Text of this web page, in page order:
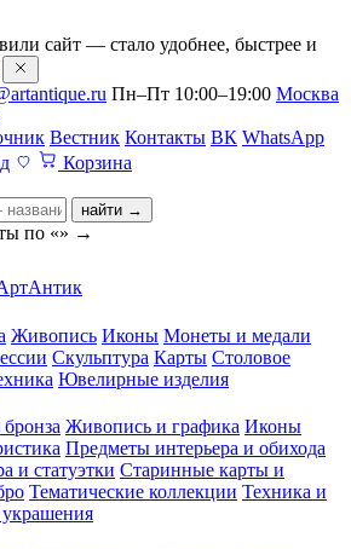
сайт — стало удобнее, быстрее и
Пн–Пт 10:00–19:00 Москва
Вестник Контакты ВК WhatsApp
Корзина
найти →
по «» →
Живопись Иконы Монеты и медали
Скульптура Карты Столовое
Ювелирные изделия
Живопись и графика Иконы
Предметы интерьера и обихода
и статуэтки Старинные карты и
Тематические коллекции Техника и